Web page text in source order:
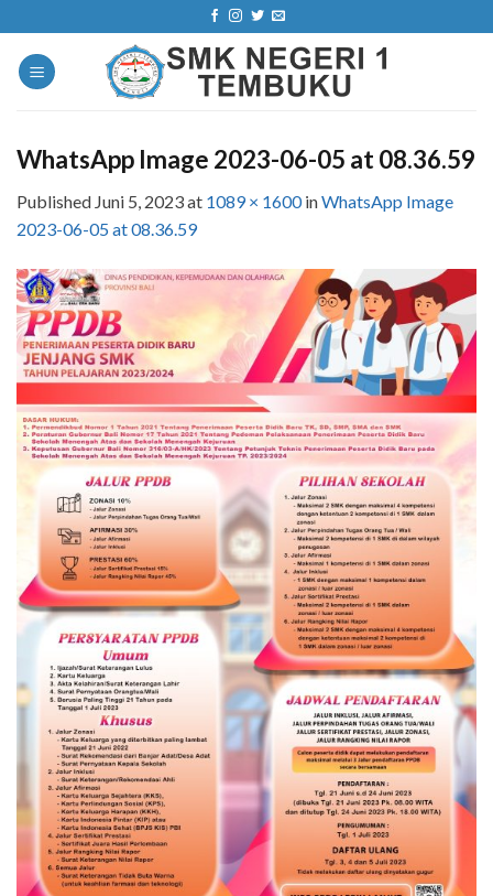
to
content
WhatsApp Image 2023-06-05 at 08.36.59
Published Juni 5, 2023at 1089 × 1600inWhatsApp Image
2023-06-05 at 08.36.59